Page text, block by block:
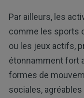
Par ailleurs, les
comme les sports
ou les jeux actifs,
étonnamment fort
formes de
sociales,